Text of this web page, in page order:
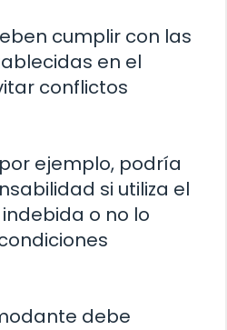
cumplir con las
en el
conflictos
ejemplo, podría
si utiliza el
o no lo
debe